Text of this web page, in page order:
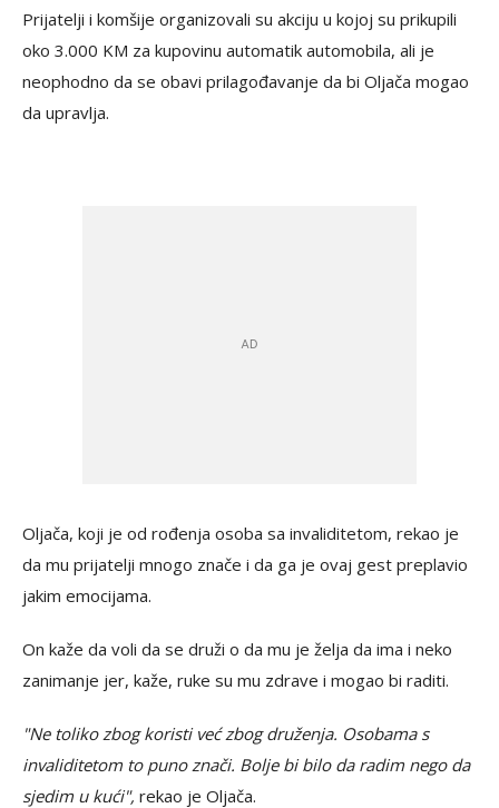
Prijatelji i komšije organizovali su akciju u kojoj su prikupili
oko 3.000 KM za kupovinu automatik automobila, ali je
neophodno da se obavi prilagođavanje da bi Oljača mogao
da upravlja.
Oljača, koji je od rođenja osoba sa invaliditetom, rekao je
da mu prijatelji mnogo znače i da ga je ovaj gest preplavio
jakim emocijama.
On kaže da voli da se druži o da mu je želja da ima i neko
zanimanje jer, kaže, ruke su mu zdrave i mogao bi raditi.
"Ne toliko zbog koristi već zbog druženja. Osobama s
invaliditetom to puno znači. Bolje bi bilo da radim nego da
sjedim u kući", rekao je Oljača.